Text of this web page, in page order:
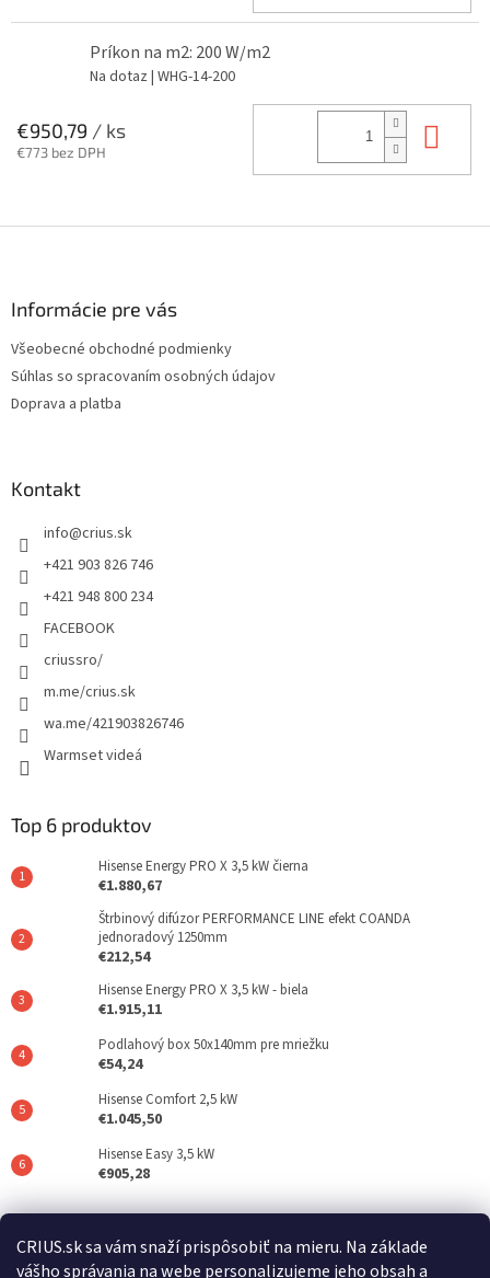
CRIUS.sk sa vám snaží prispôsobiť na mieru. Na základe
vášho správania na webe personalizujeme jeho obsah a
Príkon na m2: 200 W/m2
Na dotaz | WHG-14-200
€950,79 / ks
€773 bez DPH
Informácie pre vás
Všeobecné obchodné podmienky
Súhlas so spracovaním osobných údajov
Doprava a platba
Kontakt
info@crius.sk
+421 903 826 746
+421 948 800 234
FACEBOOK
criussro/
m.me/crius.sk
wa.me/421903826746
Warmset videá
Top 6 produktov
Hisense Energy PRO X 3,5 kW čierna
€1.880,67
Štrbinový difúzor PERFORMANCE LINE efekt COANDA
jednoradový 1250mm
€212,54
Hisense Energy PRO X 3,5 kW - biela
€1.915,11
Podlahový box 50x140mm pre mriežku
€54,24
Hisense Comfort 2,5 kW
€1.045,50
Hisense Easy 3,5 kW
€905,28
Posledné hodnotenie produktov